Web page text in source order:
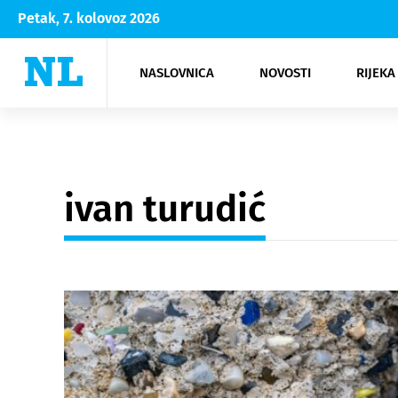
Petak, 7. kolovoz 2026
NASLOVNICA NOVOSTI
Rijeka Opatija
NK
Moda
Kultura
ivan turudić